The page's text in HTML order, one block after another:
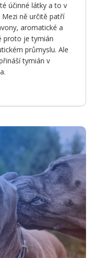
účinné látky a to v
ně určitě patří
aromatické a
proto je tymián
průmyslu. Ale
tymián v